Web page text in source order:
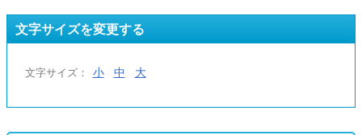
文字サイズを変更する
文字サイズ： 小 中 大